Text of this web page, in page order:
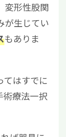
変形性股関
が生じてい
もありま
てはすでに
術療法一択